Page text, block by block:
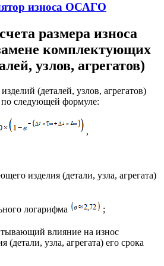
износа ОСАГО
размера износа
комплектующих
узлов, агрегатов)
(деталей, узлов, агрегатов)
по следующей формуле:
,
изделия (детали, узла, агрегата)
логарифма ;
влияние на износ
(детали, узла, агрегата) его срока